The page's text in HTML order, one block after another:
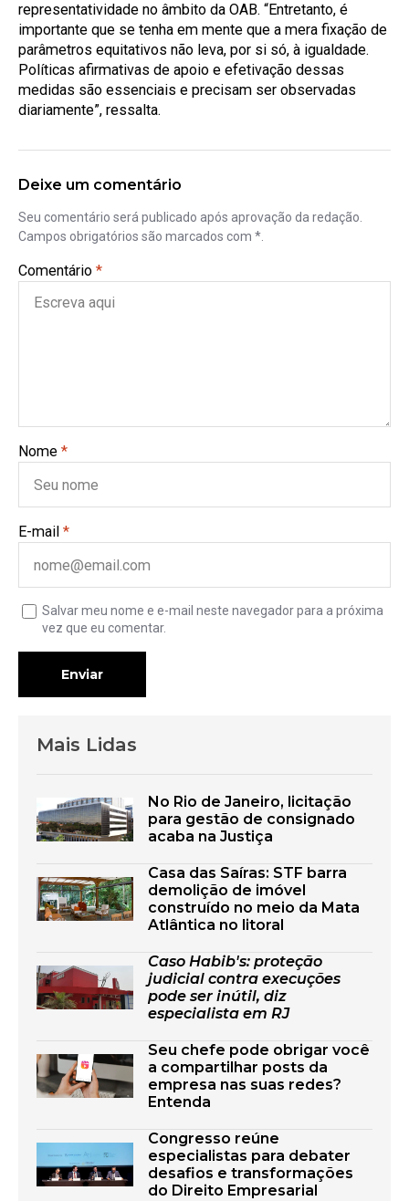
representatividade no âmbito da OAB. “Entretanto, é
importante que se tenha em mente que a mera fixação de
parâmetros equitativos não leva, por si só, à igualdade.
Políticas afirmativas de apoio e efetivação dessas
medidas são essenciais e precisam ser observadas
diariamente”, ressalta.
Deixe um comentário
Seu comentário será publicado após aprovação da redação.
Campos obrigatórios são marcados com *.
Comentário *
Nome *
E-mail *
Salvar meu nome e e-mail neste navegador para a próxima
vez que eu comentar.
Enviar
Mais Lidas
No Rio de Janeiro, licitação
para gestão de consignado
acaba na Justiça
Casa das Saíras: STF barra
demolição de imóvel
construído no meio da Mata
Atlântica no litoral
Caso Habib's: proteção
judicial contra execuções
pode ser inútil, diz
especialista em RJ
Seu chefe pode obrigar você
a compartilhar posts da
empresa nas suas redes?
Entenda
Congresso reúne
especialistas para debater
desafios e transformações
do Direito Empresarial